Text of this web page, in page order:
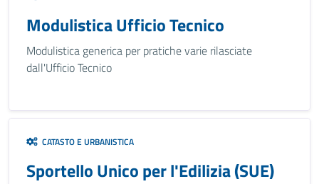
Modulistica Ufficio Tecnico
Modulistica generica per pratiche varie rilasciate
dall'Ufficio Tecnico
CATASTO E URBANISTICA
Sportello Unico per l'Edilizia (SUE)